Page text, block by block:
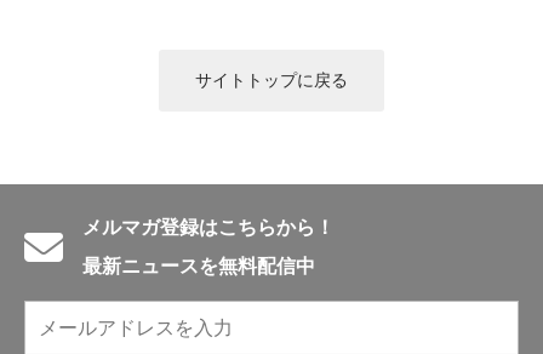
サイトトップに戻る
メルマガ登録はこちらから！
最新ニュースを無料配信中